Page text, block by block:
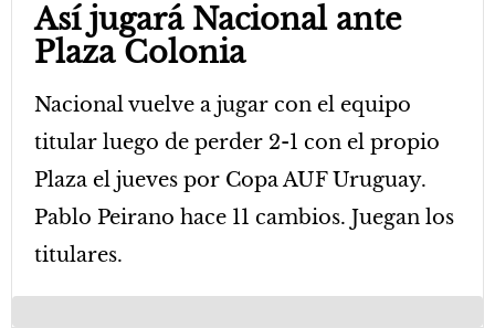
Así jugará Nacional ante
Plaza Colonia
Nacional vuelve a jugar con el equipo
titular luego de perder 2-1 con el propio
Plaza el jueves por Copa AUF Uruguay.
Pablo Peirano hace 11 cambios. Juegan los
titulares.